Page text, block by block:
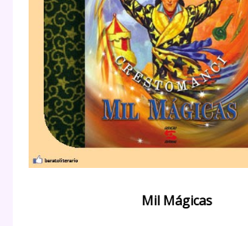
Mil Mágicas